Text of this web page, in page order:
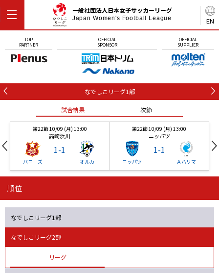
EN
一般社団法人日本女子サッカーリーグ
Japan Women's Football League
TOP
PARTNER
OFFICIAL
SPONSOR
OFFICIAL
SUPPLIER
なでしこリーグ1部
試合結果 次節
第22節 10/09 (月) 13:00
高崎浜川
バニーズ
1-1
オルカ
第22節 10/09 (月) 13:00
ニッパツ
ニッパツ
1-1
Ａハリマ
高崎浜川
1-
ニッパツ
順位
なでしこリーグ1部
なでしこリーグ2部
リーグ